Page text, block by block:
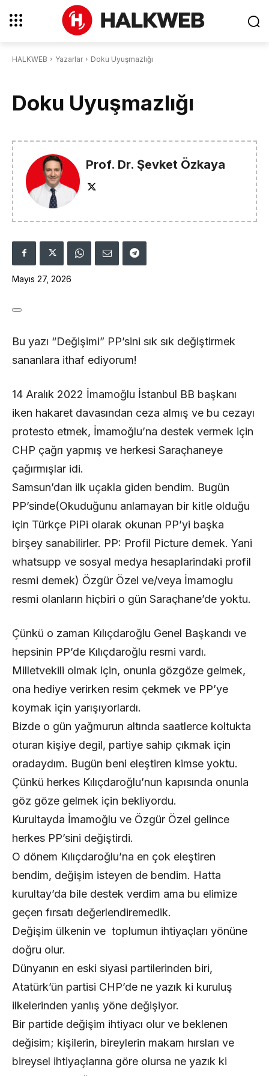
HALKWEB Yazarlar Doku Uyuşmazlığı
Doku Uyuşmazlığı
Prof. Dr. Şevket Özkaya
Mayıs 27, 2026
Bu yazı “Değişimi” PP’sini sık sık değiştirmek
sananlara ithaf ediyorum!
14 Aralık 2022 İmamoğlu İstanbul BB başkanı
iken hakaret davasından ceza almış ve bu cezayı
protesto etmek, İmamoğlu’na destek vermek için
CHP çağrı yapmış ve herkesi Saraçhaneye
çağırmışlar idi.
Samsun’dan ilk uçakla giden bendim. Bugün
PP’sinde(Okuduğunu anlamayan bir kitle olduğu
için Türkçe PiPi olarak okunan PP’yi başka
birşey sanabilirler. PP: Profil Picture demek. Yani
whatsupp ve sosyal medya hesaplarindaki profil
resmi demek) Özgür Özel ve/veya İmamoglu
resmi olanların hiçbiri o gün Saraçhane’de yoktu.
Çünkü o zaman Kılıçdaroğlu Genel Başkandı ve
hepsinin PP’de Kılıçdaroğlu resmi vardı.
Milletvekili olmak için, onunla gözgöze gelmek,
ona hediye verirken resim çekmek ve PP’ye
koymak için yarışıyorlardı.
Bizde o gün yağmurun altında saatlerce koltukta
oturan kişiye degil, partiye sahip çıkmak için
oradaydım. Bugün beni eleştiren kimse yoktu.
Çünkü herkes Kılıçdaroğlu’nun kapısında onunla
göz göze gelmek için bekliyordu.
Kurultayda İmamoğlu ve Özgür Özel gelince
herkes PP’sini değiştirdi.
O dönem Kılıçdaroğlu’na en çok eleştiren
bendim, değişim isteyen de bendim. Hatta
kurultay’da bile destek verdim ama bu elimize
geçen fırsatı değerlendiremedik.
Değişim ülkenin ve toplumun ihtiyaçları yönüne
doğru olur.
Dünyanın en eski siyasi partilerinden biri,
Atatürk’ün partisi CHP’de ne yazık ki kuruluş
ilkelerinden yanlış yöne değişiyor.
Bir partide değişim ihtiyacı olur ve beklenen
değisim; kişilerin, bireylerin makam hırsları ve
bireysel ihtiyaçlarına göre olursa ne yazık ki